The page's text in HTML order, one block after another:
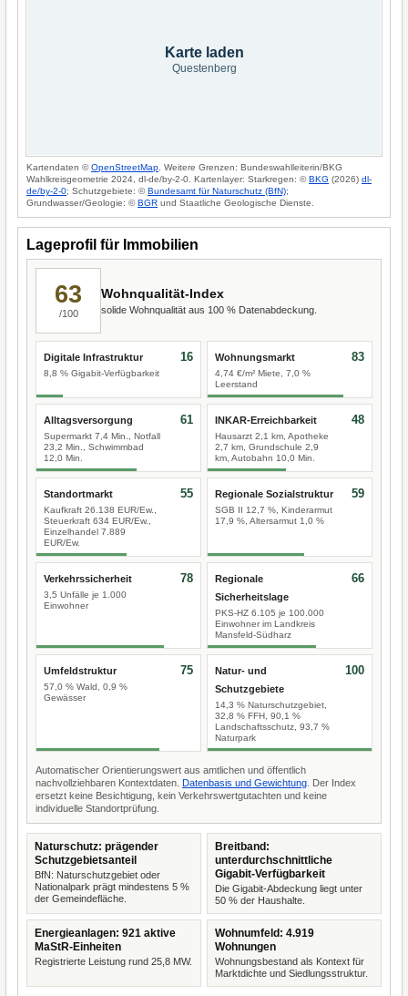
Karte laden
Questenberg
Kartendaten ©OpenStreetMap . Weitere Grenzen: Bundeswahlleiterin/BKG
Wahlkreisgeometrie 2024, dl-de/by-2-0. Kartenlayer: Starkregen: ©BKG (2026) dl-
de/by-2-0; Schutzgebiete: ©Bundesamt für Naturschutz (BfN);
Grundwasser/Geologie: ©BGR und Staatliche Geologische Dienste.
Lageprofil für Immobilien
63
/100
Wohnqualität-Index
solide Wohnqualität aus 100 % Datenabdeckung.
Digitale Infrastruktur
8,8 % Gigabit-Verfügbarkeit
16 Wohnungsmarkt
4,74 €/m² Miete, 7,0 %
Leerstand
83
Alltagsversorgung
Supermarkt 7,4 Min., Notfall
23,2 Min., Schwimmbad
12,0 Min.
61 INKAR-Erreichbarkeit
Hausarzt 2,1 km, Apotheke
2,7 km, Grundschule 2,9
km, Autobahn 10,0 Min.
48
Standortmarkt
Kaufkraft 26.138 EUR/Ew.,
Steuerkraft 634 EUR/Ew.,
Einzelhandel 7.889
EUR/Ew.
55 Regionale Sozialstruktur
SGB II 12,7 %, Kinderarmut
17,9 %, Altersarmut 1,0 %
59
Verkehrssicherheit
3,5 Unfälle je 1.000
Einwohner
78
Regionale
Sicherheitslage
PKS-HZ 6.105 je 100.000
Einwohner im Landkreis
Mansfeld-Südharz
66
Umfeldstruktur
57,0 % Wald, 0,9 %
Gewässer
75
Natur- und
Schutzgebiete
14,3 % Naturschutzgebiet,
32,8 % FFH, 90,1 %
Landschaftsschutz, 93,7 %
Naturpark
100
Automatischer Orientierungswert aus amtlichen und öffentlich
nachvollziehbaren Kontextdaten. Datenbasis und Gewichtung . Der Index
ersetzt keine Besichtigung, kein Verkehrswertgutachten und keine
individuelle Standortprüfung.
Naturschutz: prägender
Schutzgebietsanteil
BfN: Naturschutzgebiet oder
Nationalpark prägt mindestens 5 %
der Gemeindefläche.
Breitband:
unterdurchschnittliche
Gigabit-Verfügbarkeit
Die Gigabit-Abdeckung liegt unter
50 % der Haushalte.
Energieanlagen: 921 aktive
MaStR-Einheiten
Registrierte Leistung rund 25,8 MW.
Wohnumfeld: 4.919
Wohnungen
Wohnungsbestand als Kontext für
Marktdichte und Siedlungsstruktur.